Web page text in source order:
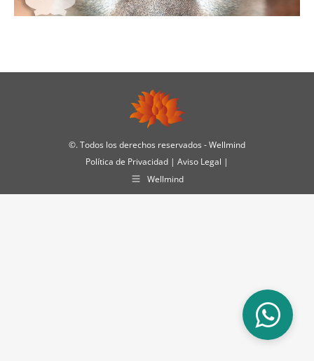
©. Todos los derechos reservados - Wellmind
Política de Privacidad | Aviso Legal |
Wellmind